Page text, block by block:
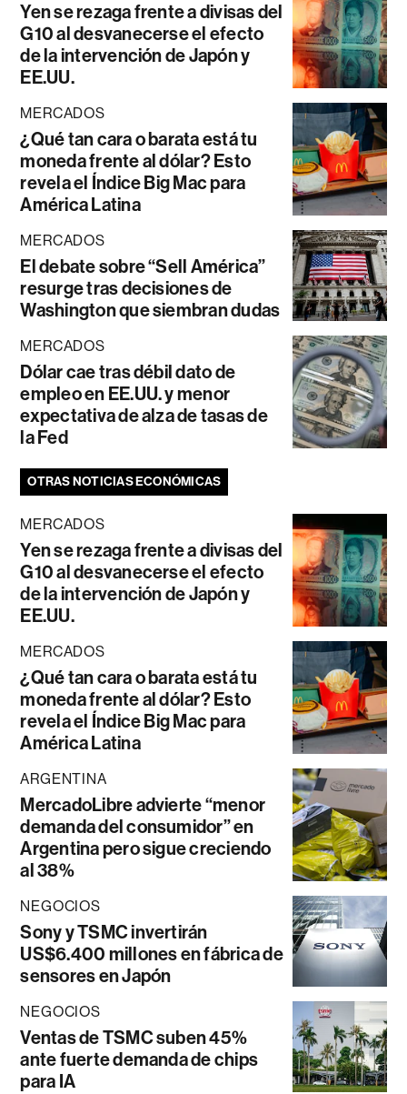
Yen se rezaga frente a divisas del
G10 al desvanecerse el efecto
de la intervención de Japón y
EE.UU.
MERCADOS
¿Qué tan cara o barata está tu
moneda frente al dólar? Esto
revela el Índice Big Mac para
América Latina
MERCADOS
El debate sobre “Sell América”
resurge tras decisiones de
Washington que siembran dudas
MERCADOS
Dólar cae tras débil dato de
empleo en EE.UU. y menor
expectativa de alza de tasas de
la Fed
OTRAS NOTICIAS ECONÓMICAS
MERCADOS
Yen se rezaga frente a divisas del
G10 al desvanecerse el efecto
de la intervención de Japón y
EE.UU.
MERCADOS
¿Qué tan cara o barata está tu
moneda frente al dólar? Esto
revela el Índice Big Mac para
América Latina
ARGENTINA
MercadoLibre advierte “menor
demanda del consumidor” en
Argentina pero sigue creciendo
al 38%
NEGOCIOS
Sony y TSMC invertirán
US$6.400 millones en fábrica de
sensores en Japón
NEGOCIOS
Ventas de TSMC suben 45%
ante fuerte demanda de chips
para IA